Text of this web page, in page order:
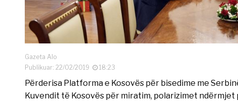
Gazeta Alo
Publikuar: 22/02/2019
18:23
Përderisa Platforma e Kosovës për bisedime me
Kuvendit të Kosovës për miratim, polarizimet